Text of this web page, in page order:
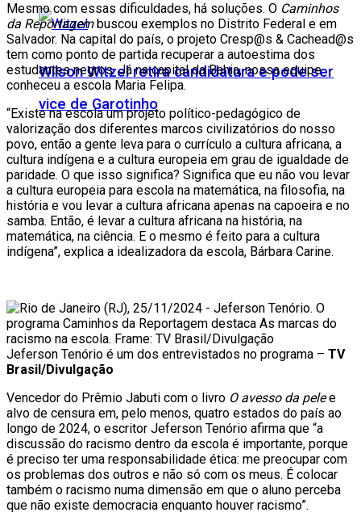
Wilson Witzel retira candidatura e pode ser
vice de Garotinho
Mesmo com essas dificuldades, há soluções. O Caminhos
da Reportagembuscou exemplos no Distrito Federal e em
Salvador. Na capital do país, o projeto Cresp@s & Cachead@s
tem como ponto de partida recuperar a autoestima dos
estudantes negros. Já na capital da Bahia, nossa equipe
conheceu a escola Maria Felipa.
“Existe na escola um projeto político-pedagógico de
valorização dos diferentes marcos civilizatórios do nosso
povo, então a gente leva para o currículo a cultura africana, a
cultura indígena e a cultura europeia em grau de igualdade de
paridade. O que isso significa? Significa que eu não vou levar
a cultura europeia para escola na matemática, na filosofia, na
história e vou levar a cultura africana apenas na capoeira e no
samba. Então, é levar a cultura africana na história, na
matemática, na ciência. E o mesmo é feito para a cultura
indígena”, explica a idealizadora da escola, Bárbara Carine.
Jeferson Tenório é um dos entrevistados no programa – TV
Brasil/Divulgação
Vencedor do Prêmio Jabuti com o livro O avesso da pelee
alvo de censura em, pelo menos, quatro estados do país ao
longo de 2024, o escritor Jeferson Tenório afirma que “a
discussão do racismo dentro da escola é importante, porque
é preciso ter uma responsabilidade ética: me preocupar com
os problemas dos outros e não só com os meus. É colocar
também o racismo numa dimensão em que o aluno perceba
que não existe democracia enquanto houver racismo”.